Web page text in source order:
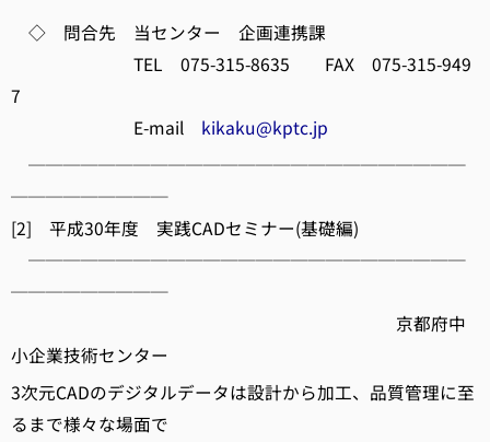
◇ 問合先 当センター 企画連携課
TEL 075-315-8635 FAX 075-315-949
7
E-mail kikaku@kptc.jp
─────────────────────────
─────────
[2] 平成30年度 実践CADセミナー(基礎編)
─────────────────────────
─────────
京都府中
小企業技術センター
3次元CADのデジタルデータは設計から加工、品質管理に至
るまで様々な場面で